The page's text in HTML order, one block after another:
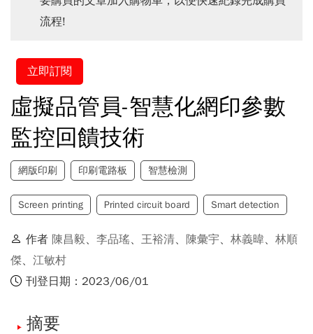
流程!
立即訂閱
虛擬品管員-智慧化網印參數
監控回饋技術
網版印刷 印刷電路板 智慧檢測
Screen printing Printed circuit board Smart detection
作者 陳昌毅、 李品瑤、 王裕清、 陳彙宇、 林義暐、 林順
傑、 江敏村
刊登日期：2023/06/01
摘要